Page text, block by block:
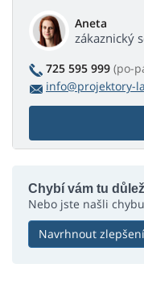
Aneta
zákaznický
725 595 999 (po-
info@projektory-
Chybí vám tu
Nebo jste našli
Navrhnout zlepšení